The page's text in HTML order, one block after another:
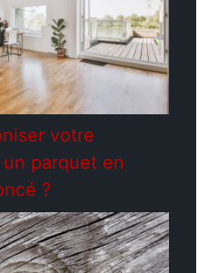
votre
parquet en
?